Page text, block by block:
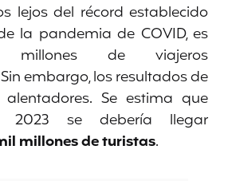
lejos del récord establecido
la pandemia de COVID, es
millones de viajeros
embargo, los resultados de
Se estima que
se debería llegar
millones de turistas.